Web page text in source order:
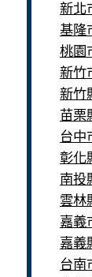
新北
基隆
桃園
新竹
新竹
苗栗
台中
彰化
南投
雲林
嘉義
嘉義
台南